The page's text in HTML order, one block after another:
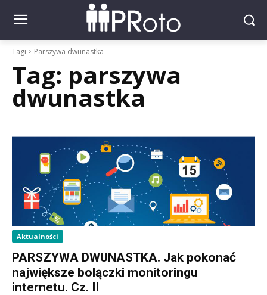
Tagi Parszywa dwunastka
Tag: parszywa
dwunastka
Aktualności
PARSZYWA DWUNASTKA. Jak pokonać
największe bolączki monitoringu
internetu. Cz. II